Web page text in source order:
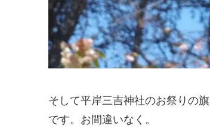
そして平岸三吉神社のお祭りの
です。お間違いなく。